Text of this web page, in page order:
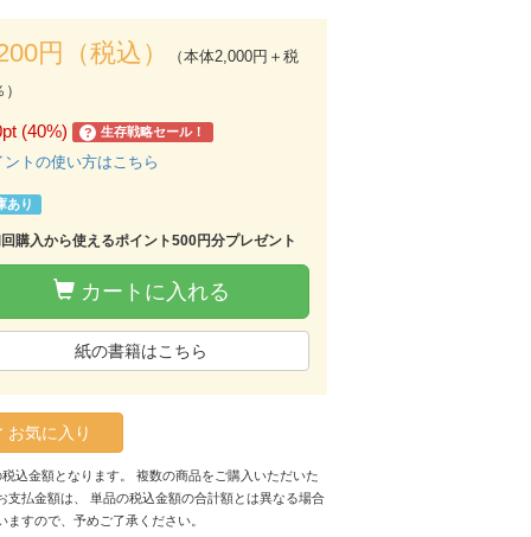
円（税込）
（本体2,000円＋税
(40%) ? 生存戦略セール！
ントの使い方はこちら
あり
購入から使えるポイント500円分プレゼント
カートに入れる
紙の書籍はこちら
お気に入り
込金額となります。 複数の商品をご購入いただいた
支払金額は、 単品の税込金額の合計額とは異なる場合
ますので、予めご了承ください。